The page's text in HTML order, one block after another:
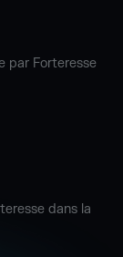
par Forteresse
dans la